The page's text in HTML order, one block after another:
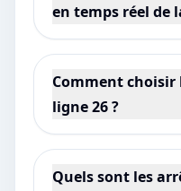
en temps réel de
Comment choisir
ligne 26 ?
Quels sont les